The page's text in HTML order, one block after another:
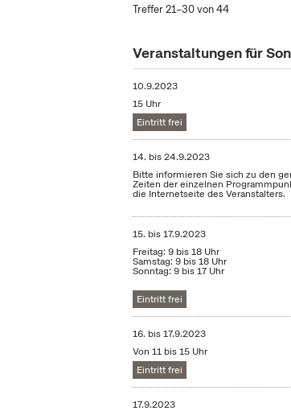
Treffer 21–30 von 44
Veranstaltungen für
10.9.2023
15 Uhr
Eintritt frei
14. bis24.9.2023
Bitte informieren Sie sich zu den
Zeiten der einzelnen
die Internetseite des Veranstalters.
15. bis17.9.2023
Freitag: 9 bis 18 Uhr
Samstag: 9 bis 18 Uhr
Sonntag: 9 bis 17 Uhr
Eintritt frei
16. bis17.9.2023
Von 11 bis 15 Uhr
Eintritt frei
17.9.2023